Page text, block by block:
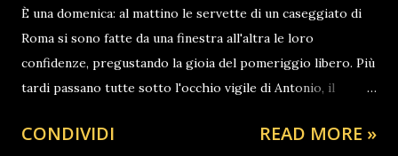
È una domenica: al mattino le servette di un caseggiato di
Roma si sono fatte da una finestra all'altra le loro
confidenze, pregustando la gioia del pomeriggio libero. Più
tardi passano tutte sotto l'occhio vigile di Antonio, il
e gelosa. Caterina è a servizio presso una mite signora di
CONDIVIDI READ MORE »